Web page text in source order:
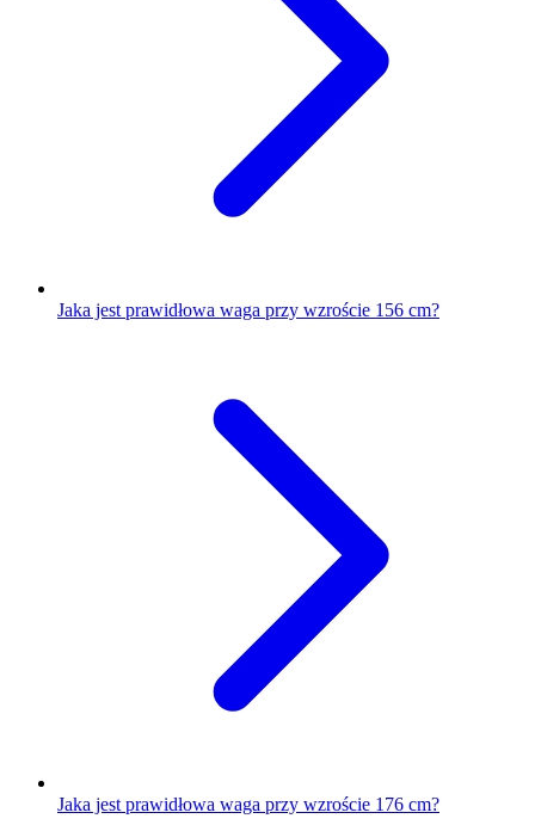
Jaka jest prawidłowa waga przy wzroście 156 cm?
Jaka jest prawidłowa waga przy wzroście 176 cm?